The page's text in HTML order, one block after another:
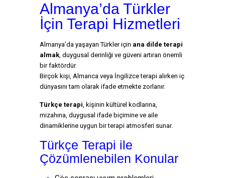
Almanya’da Türkler
İçin Terapi Hizmetleri
Almanya’da yaşayan Türkler için ana dilde terapi
almak, duygusal derinliği ve güveni artıran önemli
bir faktördür.
Birçok kişi, Almanca veya İngilizce terapi alırken iç
dünyasını tam olarak ifade etmekte zorlanır.
Türkçe terapi, kişinin kültürel kodlarına,
mizahına, duygusal ifade biçimine ve aile
dinamiklerine uygun bir terapi atmosferi sunar.
Türkçe Terapi ile
Çözümlenebilen Konular